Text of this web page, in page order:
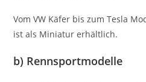
Vom VW Käfer bis zum Tesla
ist als Miniatur erhältlich.
b) Rennsportmodelle